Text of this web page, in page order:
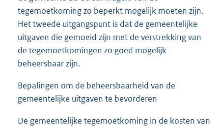
tegemoetkoming zo beperkt mogelijk moeten zijn.
Het tweede uitgangspunt is dat de gemeentelijke
uitgaven die gemoeid zijn met de verstrekking van
de tegemoetkomingen zo goed mogelijk
beheersbaar zijn.
Bepalingen om de beheersbaarheid van de
gemeentelijke uitgaven te bevorderen
De gemeentelijke tegemoetkoming in de kosten van